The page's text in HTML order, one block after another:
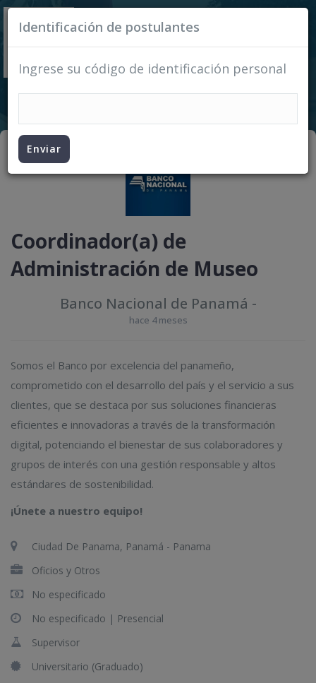
Coordinador(a) de
Administración de Museo
Banco Nacional de Panamá -
hace 4 meses
Somos el Banco por excelencia del panameño,
comprometido con el desarrollo del país y el servicio a sus
clientes, que se destaca por sus soluciones financieras
eficientes e innovadoras a través de la transformación
digital, potenciando el bienestar de sus colaboradores y
grupos de interés con una gestión responsable y altos
estándares de sostenibilidad.
¡Únete a nuestro equipo!
Ciudad De Panama, Panamá - Panama
Oficios y Otros
No especificado
No especificado | Presencial
Supervisor
Universitario (Graduado)
Identificación de postulantes
Ingrese su código de identificación personal
Enviar